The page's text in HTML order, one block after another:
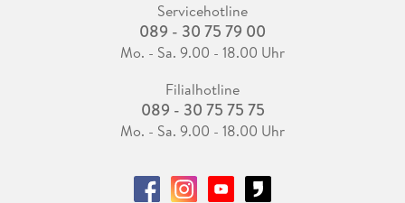
Servicehotline
089 - 30 75 79 00
Mo. - Sa. 9.00 - 18.00 Uhr
Filialhotline
089 - 30 75 75 75
Mo. - Sa. 9.00 - 18.00 Uhr